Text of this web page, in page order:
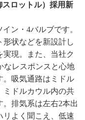
ロットル）採用新
ン・4バルブです。
形状などを新設計し
現。また、当社ク
なレスポンスと心地
。吸気通路はミドル
ミドルカウル内の共
排気系は左右2本出
リよく聞こえ、低速